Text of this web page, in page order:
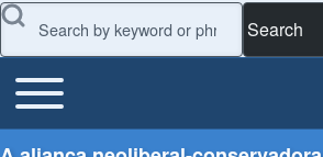
Search
Main Menu
Toggle main menu